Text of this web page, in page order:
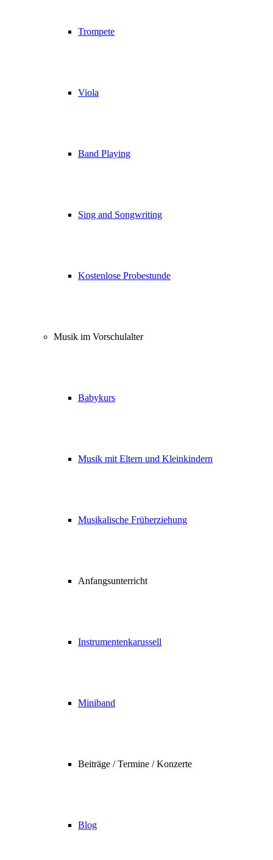
Trompete
Viola
Band Playing
Sing and Songwriting
Kostenlose Probestunde
Musik im Vorschulalter
Babykurs
Musik mit Eltern und Kleinkindern
Musikalische Früherziehung
Anfangsunterricht
Instrumentenkarussell
Miniband
Beiträge / Termine / Konzerte
Blog